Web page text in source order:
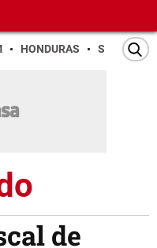
HONDURAS SAN PEDRO
de